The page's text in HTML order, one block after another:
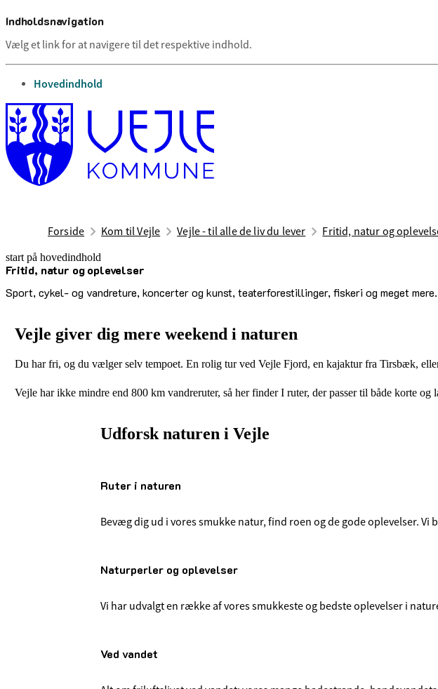
Indholdsnavigation
Vælg et link for at navigere til det respektive indhold.
gå til
Hovedindhold
Forside Kom til Vejle Vejle - til alle de liv du lever Fritid, natur og
start på hovedindhold
Fritid, natur og oplevelser
Sport, cykel- og vandreture, koncerter og kunst, teaterforestillinger, fiskeri og meget
senest opdateret 5. februar 2026
Vejle giver dig mere weekend i naturen
Du har fri, og du vælger selv tempoet. En rolig tur ved Vejle Fjord, en kajaktur fra Tirsbæk,
Vejle har ikke mindre end 800 km vandreruter, så her finder I ruter, der passer til både korte
Udforsk naturen i Vejle
Ruter i naturen
Bevæg dig ud i vores smukke natur, find roen og de gode oplevelser.
Naturperler og oplevelser
Vi har udvalgt en række af vores smukkeste og bedste oplevelser i
Ved vandet